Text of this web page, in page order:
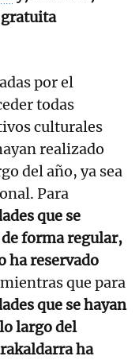
por el
todas
culturales
realizado
del año, ya sea
Para
que se
forma regular,
ha reservado
que para
que se hayan
largo del
ha